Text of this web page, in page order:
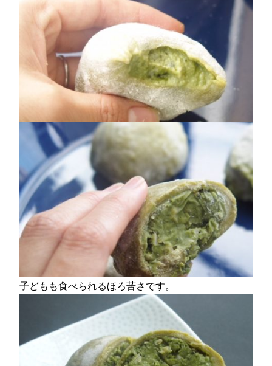
子どもも食べられるほろ苦さです。